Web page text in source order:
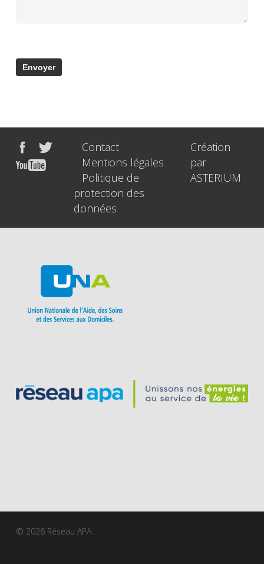
Contact
Mentions légales
Politique de
protection des
données
Création
par
ASTERIUM
© 2026 Réseau APA.